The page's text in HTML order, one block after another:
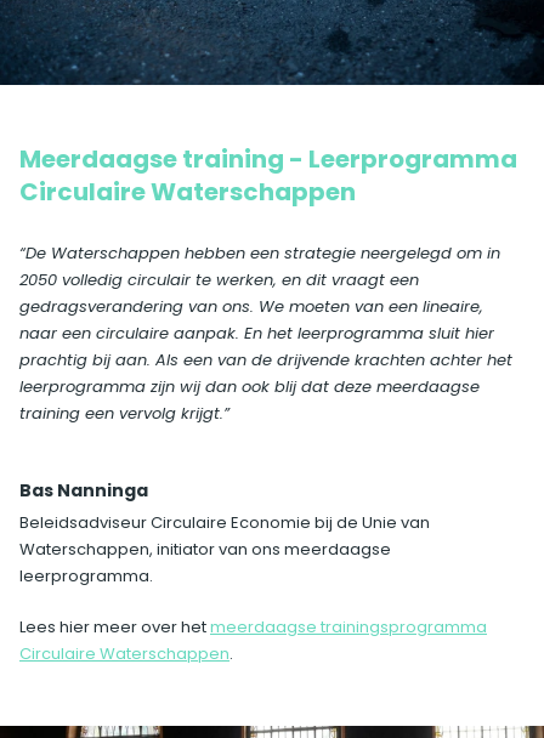
Meerdaagse training - Leerprogramma
Circulaire Waterschappen
“De Waterschappen hebben een strategie neergelegd om in
2050 volledig circulair te werken, en dit vraagt een
gedragsverandering van ons. We moeten van een lineaire,
naar een circulaire aanpak. En het leerprogramma sluit hier
prachtig bij aan. Als een van de drijvende krachten achter het
leerprogramma zijn wij dan ook blij dat deze meerdaagse
training een vervolg krijgt.”
Bas Nanninga
Beleidsadviseur Circulaire Economie bij de Unie van
Waterschappen, initiator van ons meerdaagse
leerprogramma.
Lees hier meer over hetmeerdaagse trainingsprogramma
Circulaire Waterschappen.